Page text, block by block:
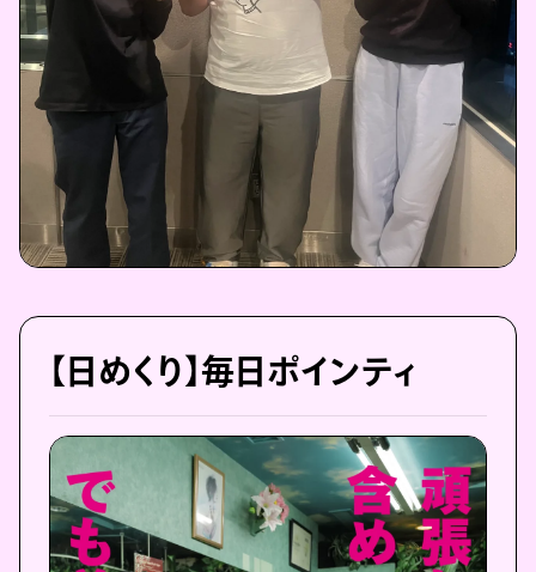
【日めくり】毎日ポインティ